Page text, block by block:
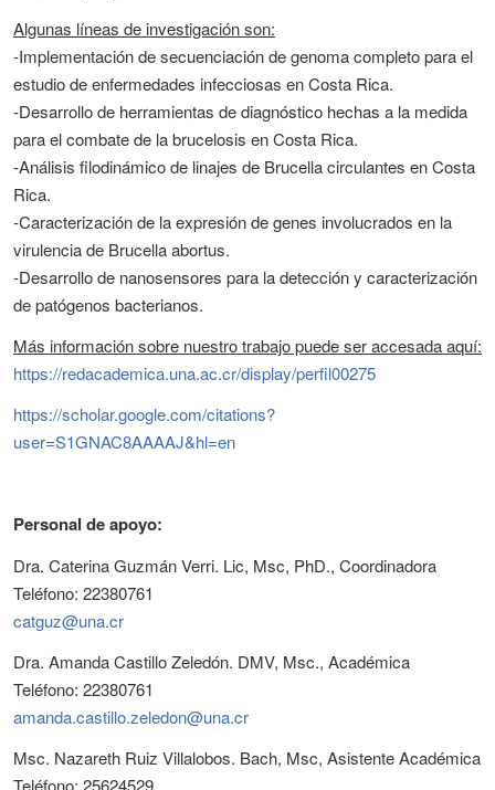
Algunas líneas de investigación son:
-Implementación de secuenciación de genoma completo para el
estudio de enfermedades infecciosas en Costa Rica.
-Desarrollo de herramientas de diagnóstico hechas a la medida
para el combate de la brucelosis en Costa Rica.
-Análisis filodinámico de linajes de Brucella circulantes en Costa
Rica.
-Caracterización de la expresión de genes involucrados en la
virulencia de Brucella abortus.
-Desarrollo de nanosensores para la detección y caracterización
de patógenos bacterianos.
Más información sobre nuestro trabajo puede ser accesada aquí:
https://redacademica.una.ac.cr/display/perfil00275
https://scholar.google.com/citations?
user=S1GNAC8AAAAJ&hl=en
Personal de apoyo:
Dra. Caterina Guzmán Verri. Lic, Msc, PhD., Coordinadora
Teléfono: 22380761
catguz@una.cr
Dra. Amanda Castillo Zeledón. DMV, Msc., Académica
Teléfono: 22380761
amanda.castillo.zeledon@una.cr
Msc. Nazareth Ruiz Villalobos. Bach, Msc, Asistente Académica
Teléfono: 25624529